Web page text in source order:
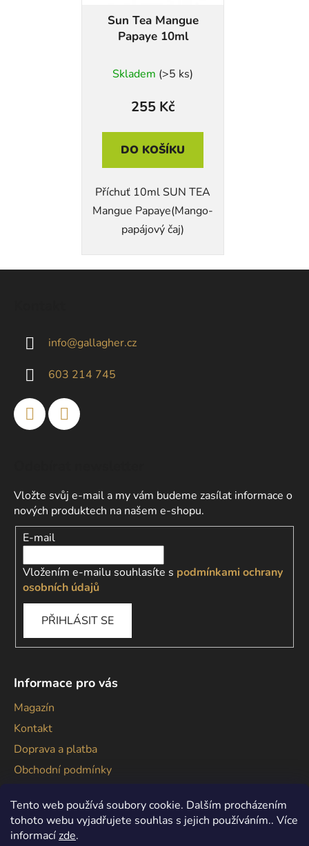
Tento web používá soubory cookie. Dalším procházením
tohoto webu vyjadřujete souhlas s jejich používáním.. Více
informacízde.
Sun Tea Mangue
Papaye 10ml
Skladem (>5 ks)
255 Kč
DO KOŠÍKU
Příchuť 10ml SUN TEA
Mangue Papaye(Mango-
papájový čaj)
info@gallagher.cz
603 214 745
Vložte svůj e-mail a my vám budeme zasílat informace o
nových produktech na našem e-shopu.
E-mail
Vložením e-mailu souhlasíte s podmínkami ochrany
osobních údajů
PŘIHLÁSIT SE
Informace pro vás
Magazín
Kontakt
Doprava a platba
Obchodní podmínky